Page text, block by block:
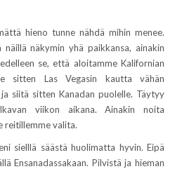
hieno tunne nähdä mihin menee.
näkymin yhä paikkansa, ainakin
se, että aloitamme Kalifornian
sitten Las Vegasin kautta vähän
siitä sitten Kanadan puolelle. Täytyy
viikon aikana. Ainakin noita
reitillemme valita.
sielllä säästä huolimatta hyvin. Eipä
Ensanadassakaan. Pilvistä ja hieman